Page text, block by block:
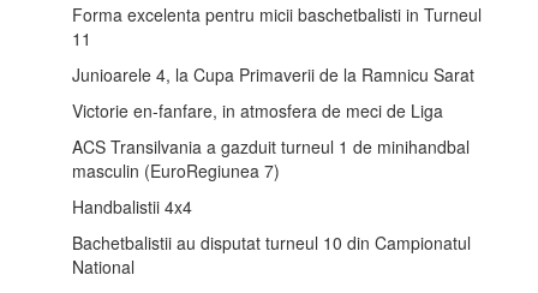
Forma excelenta pentru micii baschetbalisti in Turneul
11
Junioarele 4, la Cupa Primaverii de la Ramnicu Sarat
Victorie en-fanfare, in atmosfera de meci de Liga
ACS Transilvania a gazduit turneul 1 de minihandbal
masculin (EuroRegiunea 7)
Handbalistii 4x4
Bachetbalistii au disputat turneul 10 din Campionatul
National